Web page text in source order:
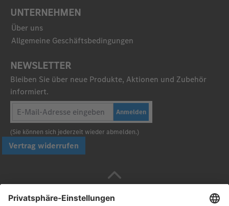
UNTERNEHMEN
Über uns
Allgemeine Geschäftsbedingungen
NEWSLETTER
Bleiben Sie über neue Produkte, Aktionen und Zubehör
informiert.
Anmelden
(Sie können sich jederzeit wieder abmelden.)
Vertrag widerrufen